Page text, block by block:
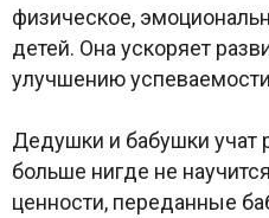
физическое,
детей. Она ускоряет
улучшению
Дедушки и бабушки учат
больше нигде не
ценности, переданные